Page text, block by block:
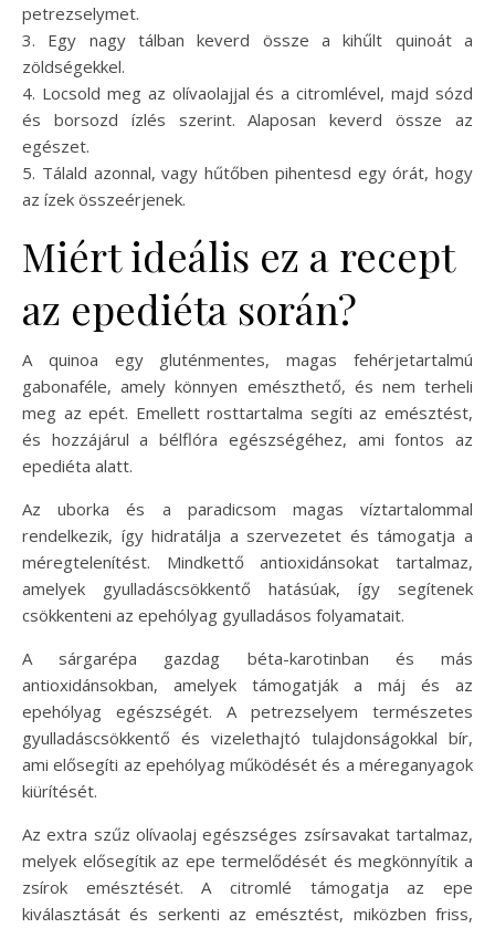
petrezselymet.
3. Egy nagy tálban keverd össze a kihűlt quinoát a
zöldségekkel.
4. Locsold meg az olívaolajjal és a citromlével, majd sózd
és borsozd ízlés szerint. Alaposan keverd össze az
egészet.
5. Tálald azonnal, vagy hűtőben pihentesd egy órát, hogy
az ízek összeérjenek.
Miért ideális ez a recept
az epediéta során?
A quinoa egy gluténmentes, magas fehérjetartalmú
gabonaféle, amely könnyen emészthető, és nem terheli
meg az epét. Emellett rosttartalma segíti az emésztést,
és hozzájárul a bélflóra egészségéhez, ami fontos az
epediéta alatt.
Az uborka és a paradicsom magas víztartalommal
rendelkezik, így hidratálja a szervezetet és támogatja a
méregtelenítést. Mindkettő antioxidánsokat tartalmaz,
amelyek gyulladáscsökkentő hatásúak, így segítenek
csökkenteni az epehólyag gyulladásos folyamatait.
A sárgarépa gazdag béta-karotinban és más
antioxidánsokban, amelyek támogatják a máj és az
epehólyag egészségét. A petrezselyem természetes
gyulladáscsökkentő és vizelethajtó tulajdonságokkal bír,
ami elősegíti az epehólyag működését és a méreganyagok
kiürítését.
Az extra szűz olívaolaj egészséges zsírsavakat tartalmaz,
melyek elősegítik az epe termelődését és megkönnyítik a
zsírok emésztését. A citromlé támogatja az epe
kiválasztását és serkenti az emésztést, miközben friss,